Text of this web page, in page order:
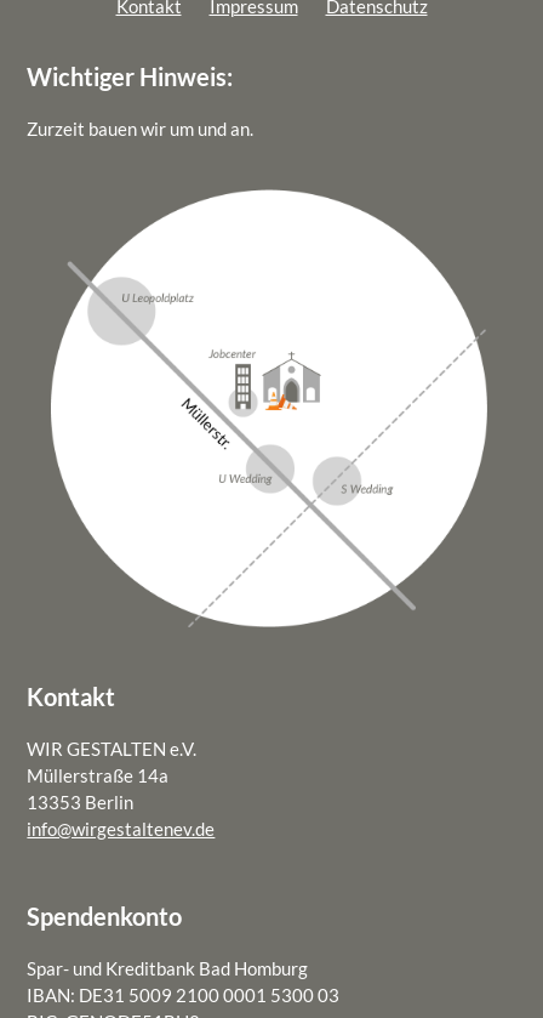
Kontakt Impressum Datenschutz
Wichtiger Hinweis:
Zurzeit bauen wir um und an.
Kontakt
WIR GESTALTEN e.V.
Müllerstraße 14a
13353 Berlin
info@wirgestaltenev.de
Spendenkonto
Spar- und Kreditbank Bad Homburg
IBAN: DE31 5009 2100 0001 5300 03